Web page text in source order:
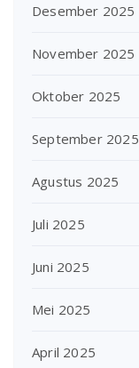
Desember 2025
November 2025
Oktober 2025
September 2025
Agustus 2025
Juli 2025
Juni 2025
Mei 2025
April 2025